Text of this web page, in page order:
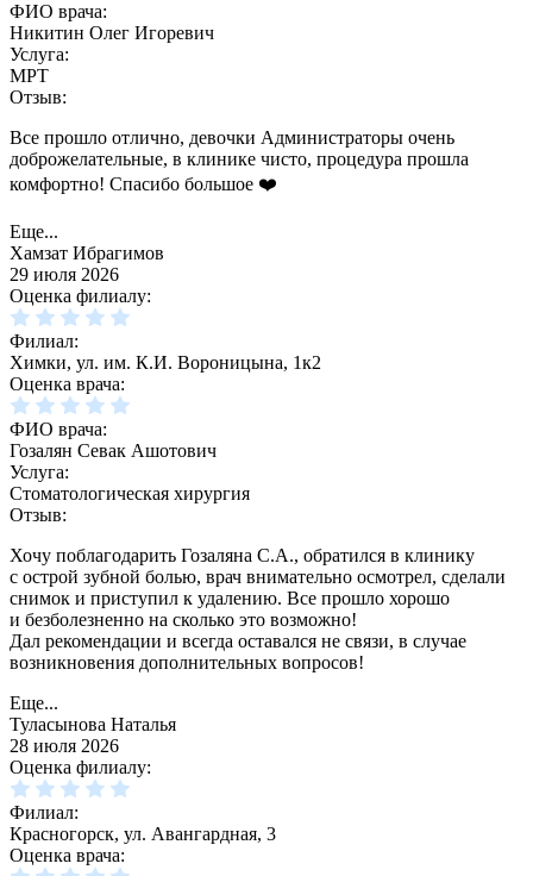
ФИО врача:
Никитин Олег Игоревич
Услуга:
МРТ
Отзыв:
Все прошло отлично, девочки Администраторы очень
доброжелательные, в клинике чисто, процедура прошла
комфортно! Спасибо большое ❤️
Еще...
Хамзат Ибрагимов
29 июля 2026
Оценка филиалу:
Филиал:
Химки, ул. им. К.И. Вороницына, 1к2
Оценка врача:
ФИО врача:
Гозалян Севак Ашотович
Услуга:
Стоматологическая хирургия
Отзыв:
Хочу поблагодарить Гозаляна С.А., обратился в клинику
с острой зубной болью, врач внимательно осмотрел, сделали
снимок и приступил к удалению. Все прошло хорошо
и безболезненно на сколько это возможно!
Дал рекомендации и всегда оставался не связи, в случае
возникновения дополнительных вопросов!
Еще...
Туласынова Наталья
28 июля 2026
Оценка филиалу:
Филиал:
Красногорск, ул. Авангардная, 3
Оценка врача: